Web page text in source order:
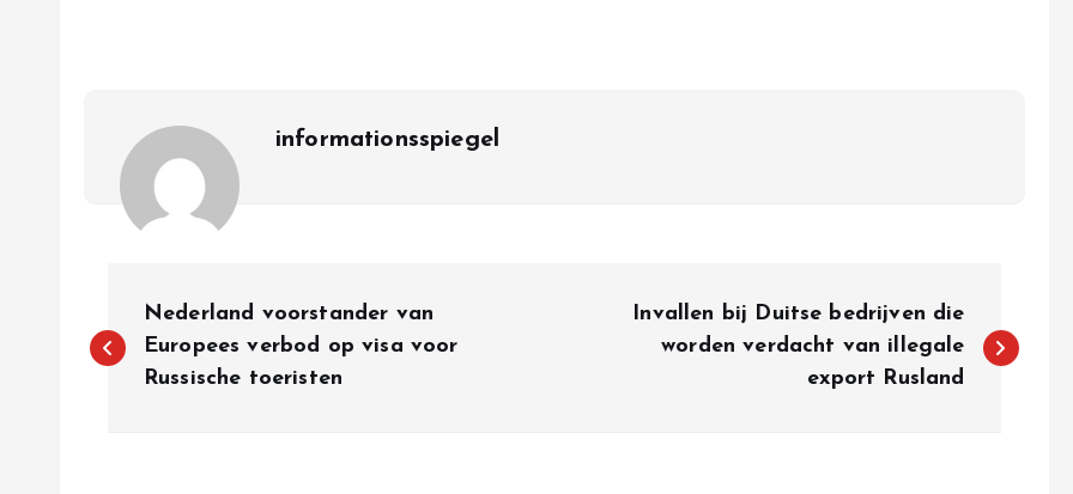
informationsspiegel
o
Nederland voorstander van
Europees verbod op visa voor
Russische toeristen
Invallen bij Duitse bedrijven die
worden verdacht van illegale
export Rusland